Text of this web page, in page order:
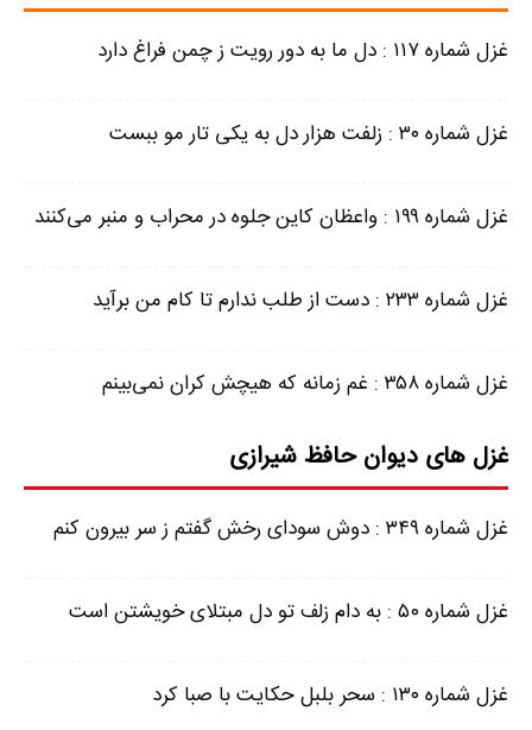
غزل شماره ۱۱۷ : دل ما به دور رویت ز چمن فراغ دارد
غزل شماره ۳۰ : زلفت هزار دل به یکی تار مو ببست
غزل شماره ۱۹۹ : واعظان کاین جلوه در محراب و منبر می‌کنند
غزل شماره ۲۳۳ : دست از طلب ندارم تا کام من برآید
غزل شماره ۳۵۸ : غم زمانه که هیچش کران نمی‌بینم
غزل های دیوان حافظ شیرازی
غزل شماره ۳۴۹ : دوش سودای رخش گفتم ز سر بیرون کنم
غزل شماره ۵۰ : به دام زلف تو دل مبتلای خویشتن است
غزل شماره ۱۳۰ : سحر بلبل حکایت با صبا کرد